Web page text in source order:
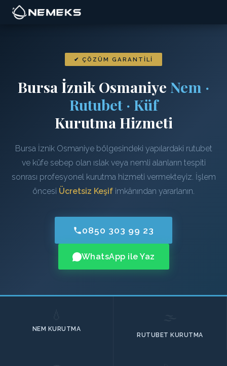
✔ ÇÖZÜM GARANTILI
Bursa İznik Osmaniye Nem ·
Rutubet · Küf
Kurutma Hizmeti
Bursa İznik Osmaniye bölgesindeki yapılardaki rutubet
ve küfe sebep olan ıslak veya nemli alanların tespiti
sonrası profesyonel kurutma hizmeti vermekteyiz. İşlem
öncesi Ücretsiz Keşif imkânından yararlanın.
0850 303 99 23
WhatsApp ile Yaz
NEM KURUTMA
RUTUBET KURUTMA